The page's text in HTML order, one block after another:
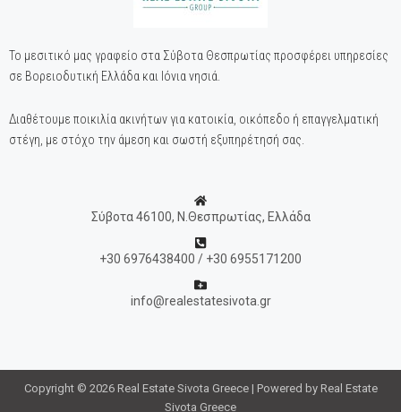
Το μεσιτικό μας γραφείο στα Σύβοτα Θεσπρωτίας προσφέρει υπηρεσίες
σε Βορειοδυτική Ελλάδα και Ιόνια νησιά.
Διαθέτουμε ποικιλία ακινήτων για κατοικία, οικόπεδο ή επαγγελματική
στέγη, με στόχο την άμεση και σωστή εξυπηρέτησή σας.
Σύβοτα 46100, Ν.Θεσπρωτίας, Ελλάδα
+30 6976438400 / +30 6955171200
info@realestatesivota.gr
Copyright © 2026 Real Estate Sivota Greece | Powered by Real Estate
Sivota Greece